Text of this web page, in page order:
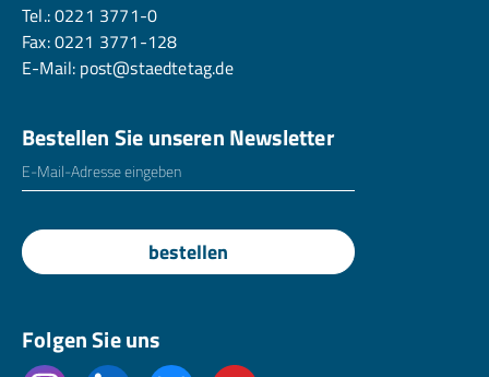
Tel.:0221 3771-0
Fax: 0221 3771-128
E-Mail: post@staedtetag.de
Bestellen Sie unseren Newsletter
E-Mailadresse
bestellen
Folgen Sie uns